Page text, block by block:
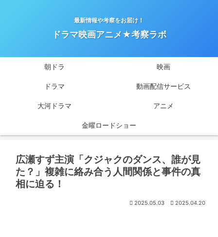
最新情報や考察をお届け！
ドラマ映画アニメ★考察ラボ
朝ドラ 映画
ドラマ 動画配信サービス
大河ドラマ アニメ
金曜ロードショー
広瀬すず主演「クジャクのダンス、誰が見
た？」複雑に絡み合う人間関係と事件の真
相に迫る！
2025.05.03 2025.04.20